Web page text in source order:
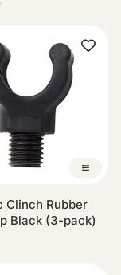
Clinch Rubber
Black (3-pack)